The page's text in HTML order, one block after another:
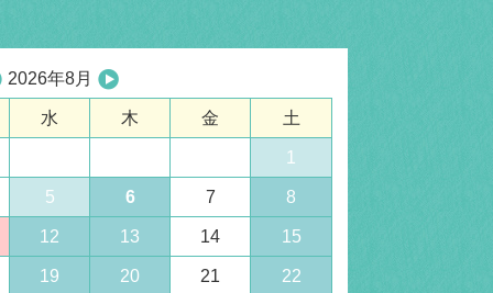
2026年8月
水 木 金 土
1
5 6 7 8
12 13 14 15
19 20 21 22